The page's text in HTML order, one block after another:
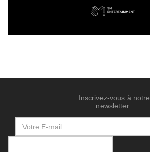
Inscrivez-vous à notre
newsletter :